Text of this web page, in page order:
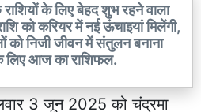
के लिए बेहद शुभ रहने वाला
को करियर में नई ऊंचाइयां मिलेंगी,
को निजी जीवन में संतुलन बनाना
लिए आज का राशिफल.
3 जून 2025 को चंद्रमा